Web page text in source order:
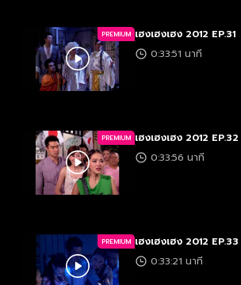
PREMIUM เฮงเฮงเฮง 2012 EP.31
0:33:51 นาที
PREMIUM เฮงเฮงเฮง 2012 EP.32
0:33:56 นาที
PREMIUM เฮงเฮงเฮง 2012 EP.33
0:33:21 นาที